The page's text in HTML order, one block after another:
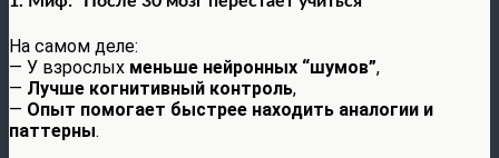
На самом деле:
— У взрослых меньше нейронных “шумов”,
— Лучше когнитивный контроль,
— Опыт помогает быстрее находить аналогии и
паттерны.